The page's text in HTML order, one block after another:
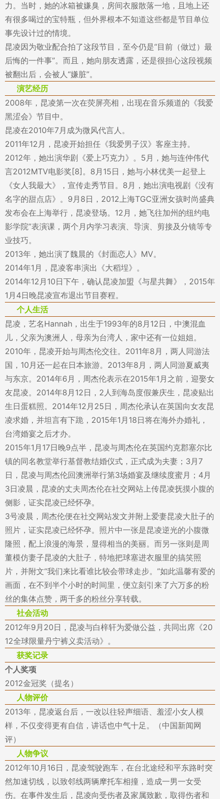
力。当时，她的冰箱被嫌臭，房间衣服散落一地，且地上还
有很多喝过的宝特瓶，但外界根本不知道这些都是节目单位
事先设计过的情境。
昆凌因为敬业配合拍了这段节目，至今仍是“目前（做过）最
后悔的一件事”。而且，她向朋友透露，还是很担心这段视频
被翻出后，会被人“嫌脏”。
演艺经历
2008年，昆凌第一次在荧屏亮相，出现在音乐频道的《我爱
黑涩会》节目中。
昆凌在2010年7月成为微风代言人。
2011年12月，昆凌开始担任《我爱男子汉》客座主持。
2012年，她出演华剧《爱上巧克力》。5月，她与连仲伟代
言2012MTV电影奖[8]。8月15日，她与小林优美一起登上
《女人我最大》，宣传走秀节目。8月，她出演电视剧《没有
名字的甜点店》。9月8日，2012上海TGC亚洲女孩时尚盛典
发布会在上海举行，昆凌登场。12月，她飞往加州的纽约电
影学院”表演课，两个月内学习表演、导演、剪接及分镜等专
业技巧。
2013年，她出演了魏晨的《封面恋人》MV。
2014年1月，昆凌客串演出《大稻埕》。
2014年12月10日下午，确认昆凌加盟《与星共舞》，2015年
1月4日晚昆凌宣布退出节目赛程。
个人生活
昆凌，艺名Hannah，出生于1993年的8月12日，中澳混血
儿，父亲为澳洲人，母亲为台湾人，家中还有一位姐姐。
2010年，昆凌开始与周杰伦交往。2011年8月，两人同游法
国，10月还一起在日本旅游。2013年8月，两人同游夏威夷
与东京。2014年6月，周杰伦表示在2015年1月之前，迎娶女
友昆凌。2014年8月12日，2人到海岛度假兼庆生，昆凌贴出
生日蛋糕照。2014年12月25日，周杰伦承认在英国向女友昆
凌求婚，并坦言有下跪，2015年1月18日将在海外办婚礼，
台湾婚宴之后才办。
2015年1月17日晚9点半，昆凌与周杰伦在英国约克郡塞尔比
镇的同名教堂举行基督教结婚仪式，正式成为夫妻；3月7
日，昆凌与周杰伦回澳洲举行第3场婚宴及继续度蜜月；4月
3日凌晨，昆凌的丈夫周杰伦在社交网站上传昆凌抚摸小腹的
侧影，证实昆凌已经怀孕。
3号凌晨，周杰伦便在社交网站发文并附上爱妻昆凌大肚子的
照片，证实昆凌已经怀孕。照片中一张是昆凌逆光的小腹微
隆照，配上浪漫的海景，显得相当的美丽。而另一张则是周
董模仿妻子昆凌的大肚子，特地把球塞进衣服里的搞笑照
片，并附文“我们来比看谁比较会带球走步。”如此温馨有爱的
画面，在不到半个小时的时间里，便立刻引来了六万多的粉
丝的集体点赞，两千多的粉丝分享转载。
社会活动
2012年9月20日，昆凌与白梓轩为爱做公益，共同出席《20
12全球限量丹宁裤义卖活动》。
获奖记录
个人奖项
2012金冠奖（提名）
人物评价
2013年，昆凌返台后，一改以往轻声细语、羞涩小女人模
样，不仅变得更有自信，讲话也中气十足。（中国新闻网
评）
人物争议
2012年10月16日，昆凌驾驶跑车，在台北途经和平东路时突
然加速切线，以致邻线两辆摩托车相撞，造成一男一女受
伤。在事件发生后，昆凌向受伤者及家属致歉，取得伤者和